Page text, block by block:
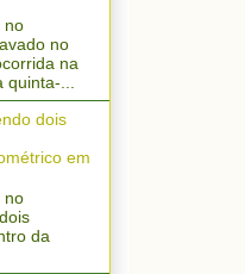
no
no
na
...
dois
em
no
da